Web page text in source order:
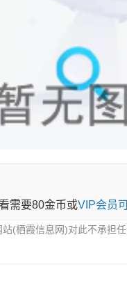
需要80金币或VIP会员
(栖霞信息网)对此不承担